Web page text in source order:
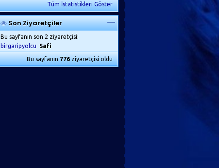
Tüm İstatistikleri Göster
Son Ziyaretçiler
Bu sayfanın son 2 ziyaretçisi:
birgaripyolcu
Safi
Bu sayfanın776ziyaretçisi oldu